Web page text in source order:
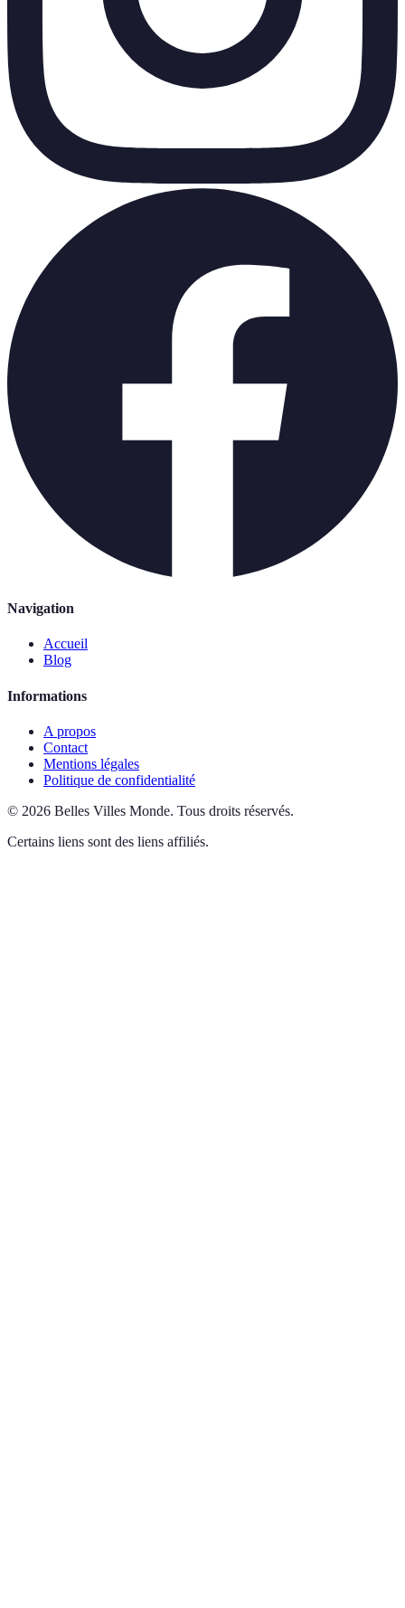
Navigation
Accueil
Blog
Informations
A propos
Contact
Mentions légales
Politique de confidentialité
© 2026 Belles Villes Monde. Tous droits réservés.
Certains liens sont des liens affiliés.